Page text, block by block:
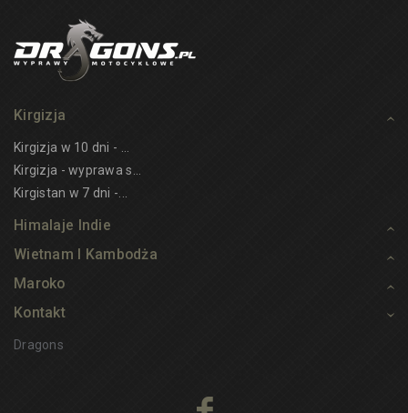
Kirgizja
Kirgizja w 10 dni - ...
Kirgizja - wyprawa s...
Kirgistan w 7 dni -...
Himalaje Indie
Wietnam I Kambodża
Maroko
Kontakt
Dragons